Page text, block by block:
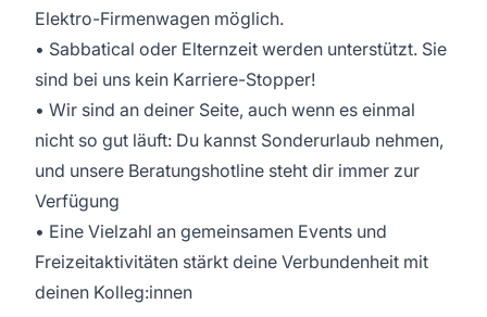
Elektro-Firmenwagen möglich.
• Sabbatical oder Elternzeit werden unterstützt. Sie
sind bei uns kein Karriere-Stopper!
• Wir sind an deiner Seite, auch wenn es einmal
nicht so gut läuft: Du kannst Sonderurlaub nehmen,
und unsere Beratungshotline steht dir immer zur
Verfügung
• Eine Vielzahl an gemeinsamen Events und
Freizeitaktivitäten stärkt deine Verbundenheit mit
deinen Kolleg:innen